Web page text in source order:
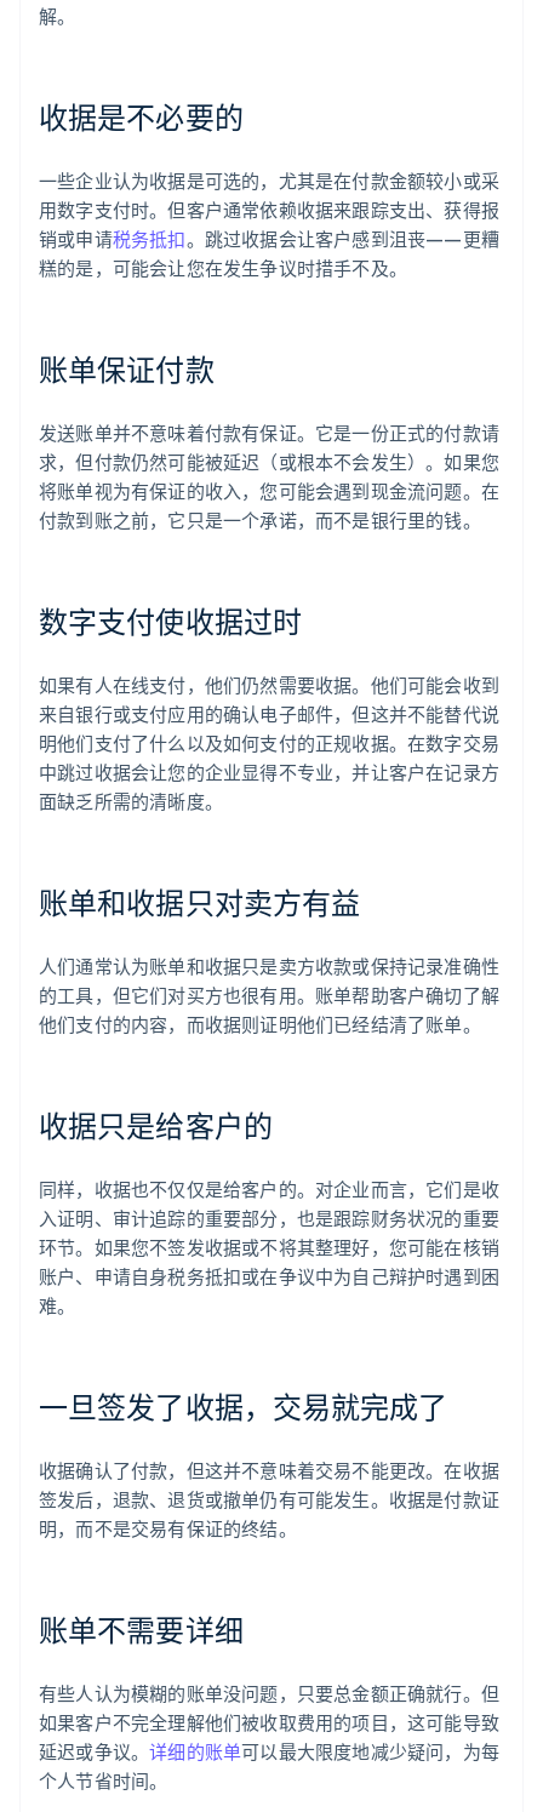
解。
收据是不必要的
一些企业认为收据是可选的，尤其是在付款金额较小或采
用数字支付时。但客户通常依赖收据来跟踪支出、获得报
销或申请税务抵扣。跳过收据会让客户感到沮丧——更糟
糕的是，可能会让您在发生争议时措手不及。
账单保证付款
发送账单并不意味着付款有保证。它是一份正式的付款请
求，但付款仍然可能被延迟（或根本不会发生）。如果您
将账单视为有保证的收入，您可能会遇到现金流问题。在
付款到账之前，它只是一个承诺，而不是银行里的钱。
数字支付使收据过时
如果有人在线支付，他们仍然需要收据。他们可能会收到
来自银行或支付应用的确认电子邮件，但这并不能替代说
明他们支付了什么以及如何支付的正规收据。在数字交易
中跳过收据会让您的企业显得不专业，并让客户在记录方
面缺乏所需的清晰度。
账单和收据只对卖方有益
人们通常认为账单和收据只是卖方收款或保持记录准确性
的工具，但它们对买方也很有用。账单帮助客户确切了解
他们支付的内容，而收据则证明他们已经结清了账单。
收据只是给客户的
同样，收据也不仅仅是给客户的。对企业而言，它们是收
入证明、审计追踪的重要部分，也是跟踪财务状况的重要
环节。如果您不签发收据或不将其整理好，您可能在核销
账户、申请自身税务抵扣或在争议中为自己辩护时遇到困
难。
一旦签发了收据，交易就完成了
收据确认了付款，但这并不意味着交易不能更改。在收据
签发后，退款、退货或撤单仍有可能发生。收据是付款证
明，而不是交易有保证的终结。
账单不需要详细
有些人认为模糊的账单没问题，只要总金额正确就行。但
如果客户不完全理解他们被收取费用的项目，这可能导致
延迟或争议。详细的账单可以最大限度地减少疑问，为每
个人节省时间。